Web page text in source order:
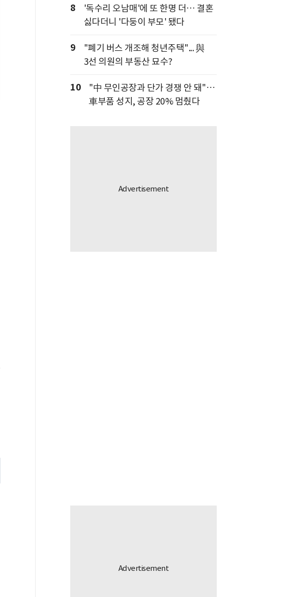
8
'독수리 오남매'에 또 한명 더… 결혼
싫다더니 '다둥이 부모' 됐다
9
"폐기 버스 개조해 청년주택"... 與
3선 의원의 부동산 묘수?
10
"中 무인공장과 단가 경쟁 안 돼"…
車부품 성지, 공장 20% 멈췄다